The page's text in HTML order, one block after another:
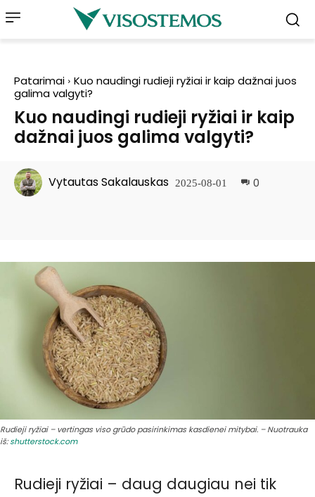
Patarimai
Kuo naudingi rudieji ryžiai ir kaip dažnai juos
galima valgyti?
Kuo naudingi rudieji ryžiai ir kaip
dažnai juos galima valgyti?
Vytautas Sakalauskas 2025-08-01 0
Rudieji ryžiai – vertingas viso grūdo pasirinkimas kasdienei mitybai. – Nuotrauka
iš:shutterstock.com
Rudieji ryžiai – daug daugiau nei tik